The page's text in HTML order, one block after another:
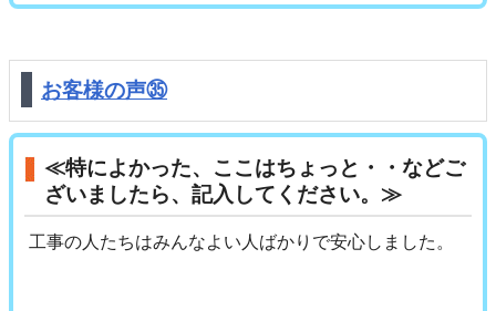
お客様の声㉟
≪特によかった、ここはちょっと・・などご
ざいましたら、記入してください。≫
工事の人たちはみんなよい人ばかりで安心しました。